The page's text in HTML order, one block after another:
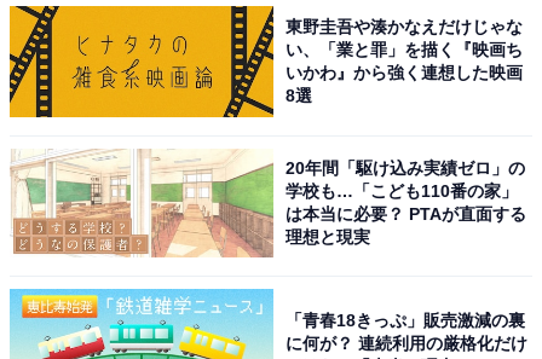
回答者からは「日本三景・天橋立を高台・海・松並木の
3方向から楽しめ、クリスマスや冬に特に美しい絶景ド
ライブコースだからです」（60代男性／愛知県）、「冬
の澄んだ空気で天橋立の絶景がより美しく見えて、特別
なクリスマス感を味わえるから」（40代男性／静岡
県）、「日本三景のひとつに数えられる美しい景色が広
がっており、クリスマスの時期に訪れると、空気が澄ん
で景色が一層鮮やかに感じられると思うから」（30代男
東野圭吾や湊かなえだけじゃな
い、「業と罪」を描く『映画ち
いかわ』から強く連想した映画
8選
20年間「駆け込み実績ゼロ」の
学校も…「こども110番の家」
は本当に必要？ PTAが直面する
理想と現実
「青春18きっぷ」販売激減の裏
に何が？ 連続利用の厳格化だけ